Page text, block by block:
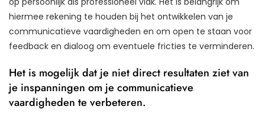
hiermee rekening te houden bij het ontwikkelen van je
communicatieve vaardigheden en om open te staan voor
feedback en dialoog om eventuele fricties te verminderen.
Het is mogelijk dat je niet direct resultaten ziet van
je inspanningen om je communicatieve
vaardigheden te verbeteren.